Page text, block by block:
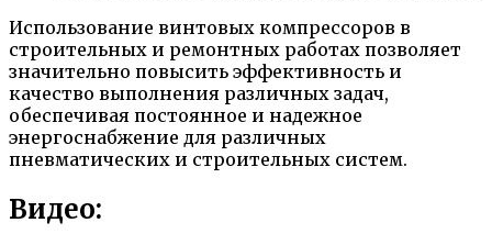
Использование винтовых компрессоров в
строительных и ремонтных работах позволяет
значительно повысить эффективность и
качество выполнения различных задач,
обеспечивая постоянное и надежное
энергоснабжение для различных
пневматических и строительных систем.
Видео: